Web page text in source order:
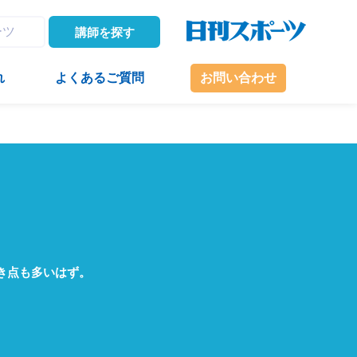
講師を探す
お問い合わせ
よくあるご質問
も多いはず。